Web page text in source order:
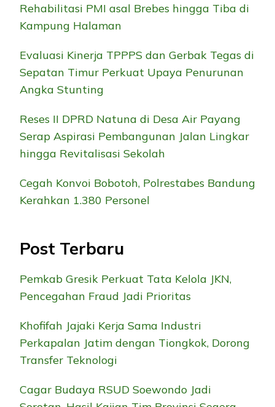
Rehabilitasi PMI asal Brebes hingga Tiba di
Kampung Halaman
Evaluasi Kinerja TPPPS dan Gerbak Tegas di
Sepatan Timur Perkuat Upaya Penurunan
Angka Stunting
Reses II DPRD Natuna di Desa Air Payang
Serap Aspirasi Pembangunan Jalan Lingkar
hingga Revitalisasi Sekolah
Cegah Konvoi Bobotoh, Polrestabes Bandung
Kerahkan 1.380 Personel
Post Terbaru
Pemkab Gresik Perkuat Tata Kelola JKN,
Pencegahan Fraud Jadi Prioritas
Khofifah Jajaki Kerja Sama Industri
Perkapalan Jatim dengan Tiongkok, Dorong
Transfer Teknologi
Cagar Budaya RSUD Soewondo Jadi